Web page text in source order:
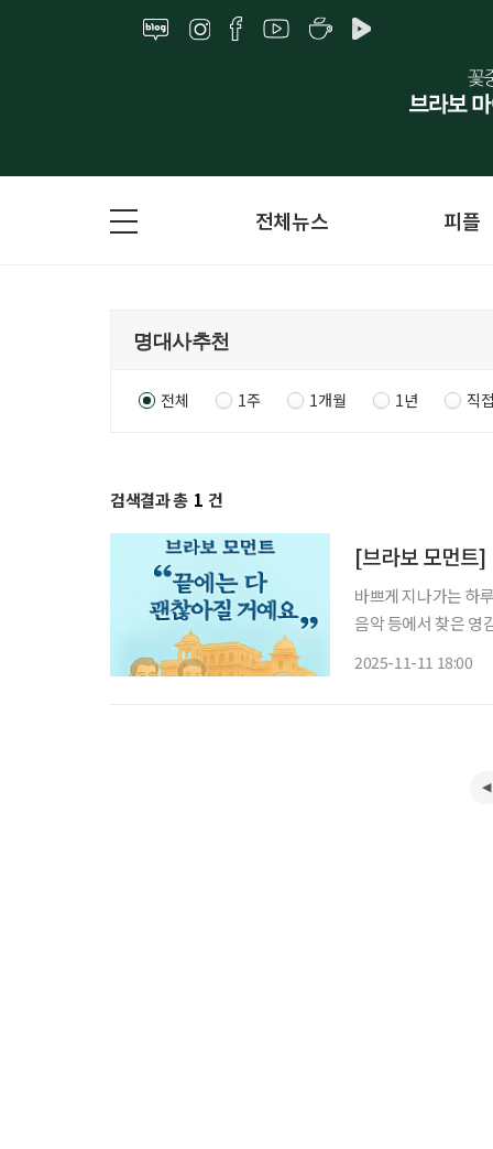
전체뉴스 피플
전체 1주 1개월 1년 직
검색결과 총 1 건
[브라보 모먼트
바쁘게 지나가는 하
음악 등에서 찾은 영감의 한
2025-11-11 18:00